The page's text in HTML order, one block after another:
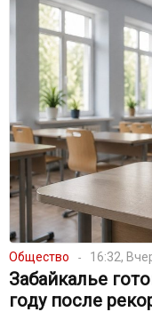
Общество 16:32,
Забайкалье
году после